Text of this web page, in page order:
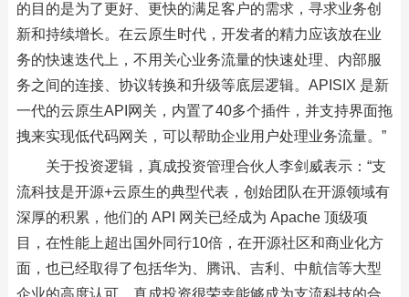
的目的是为了更好、更快的满足客户的需求，寻求业务创
新和持续增长。在云原生时代，开发者的精力应该放在业
务的快速迭代上，不用关心业务流量的快速处理、内部服
务之间的连接、协议转换和升级等底层逻辑。APISIX 是新
一代的云原生API网关，内置了40多个插件，并支持界面拖
拽来实现低代码网关，可以帮助企业用户处理业务流量。”
关于投资逻辑，真成投资管理合伙人李剑威表示：“支
流科技是开源+云原生的典型代表，创始团队在开源领域有
深厚的积累，他们的 API 网关已经成为 Apache 顶级项
目，在性能上超出国外同行10倍，在开源社区和商业化方
面，也已经取得了包括华为 、腾讯、吉利、中航信等大型
企业的高度认可。真成投资很荣幸能够成为支流科技的合